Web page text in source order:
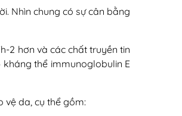
Nhìn chung có sự cân bằng
2 hơn và các chất truyền tin
thể immunoglobulin E
da, cụ thể gồm: